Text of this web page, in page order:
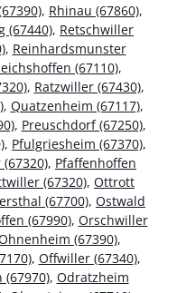
, Rhinau (67860),
(67440), Retschwiller
, Reinhardsmunster
(67110),
, Ratzwiller (67430),
, Quatzenheim (67117),
, Preuschdorf (67250),
, Pfulgriesheim (67370),
, Pfaffenhoffen
(67320), Ottrott
(67700), Ostwald
(67990), Orschwiller
(67390),
, Offwiller (67340),
, Odratzheim